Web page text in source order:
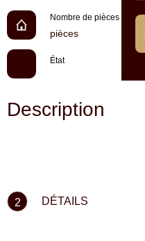
Nombre de pièces
pièces
État
Description
2 DÉTAILS